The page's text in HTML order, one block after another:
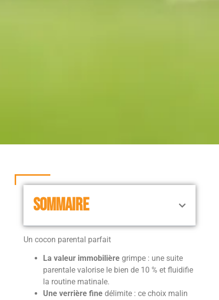
SOMMAIRE
Un cocon parental parfait
La valeur immobilière grimpe : une suite
parentale valorise le bien de 10 % et fluidifie
la routine matinale.
Une verrière fine délimite : ce choix malin